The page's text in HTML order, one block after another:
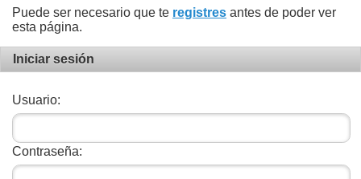
Puede ser necesario que te registres antes de poder ver
esta página.
Iniciar sesión
Usuario:
Contraseña: